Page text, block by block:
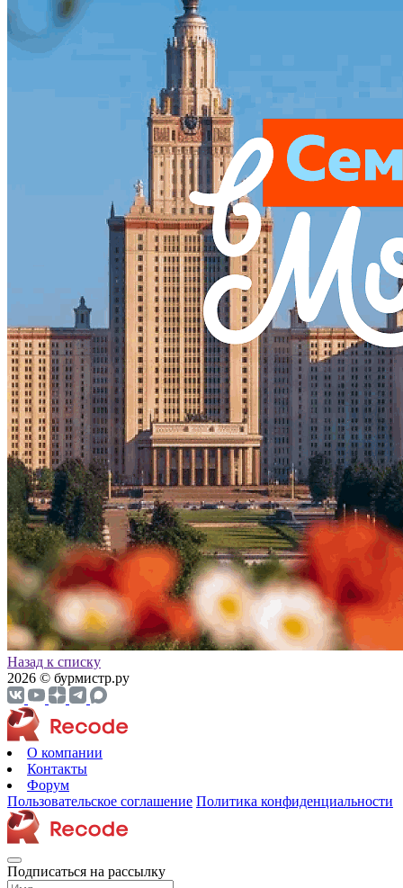
Назад к списку
2026 © бурмистр.ру
О компании
Контакты
Форум
Пользовательское соглашение Политика конфиденциальности
Подписаться на рассылку